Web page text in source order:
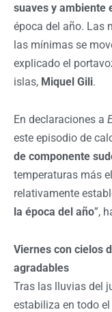
suaves y ambiente
época del año. Las
las mínimas se
explicado el
islas, Miquel Gili.
En declaraciones a
este episodio de
de componente
temperaturas más
relativamente
la época del año”,
Viernes con cielos
agradables
Tras las lluvias del
estabiliza en todo